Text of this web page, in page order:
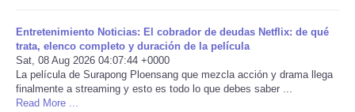
EEUU
Especiales
Entretenimiento Noticias: El cobrador de deudas Netflix: de qué
trata, elenco completo y duración de la película
Sat, 08 Aug 2026 04:07:44 +0000
La película de Surapong Ploensang que mezcla acción y drama llega
finalmente a streaming y esto es todo lo que debes saber ...
Read More ...